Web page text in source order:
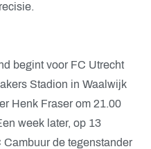
begint voor FC Utrecht
Stadion in Waalwijk
Henk Fraser om 21.00
week later, op 13
Cambuur de tegenstander